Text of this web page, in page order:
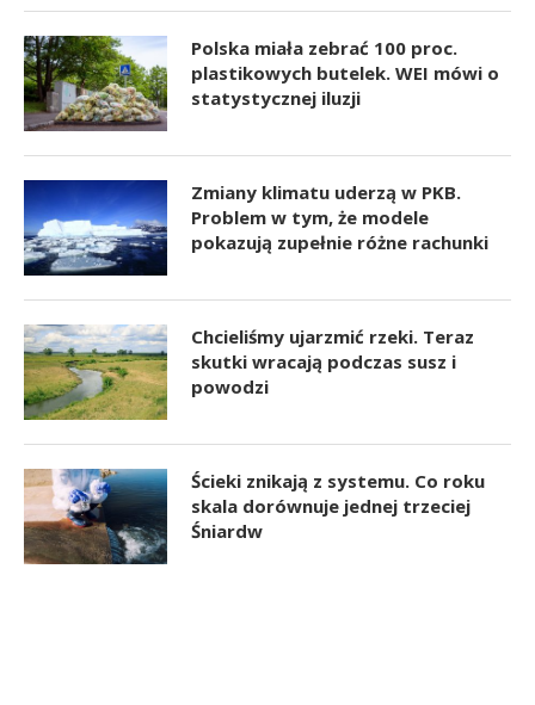
Polska miała zebrać 100 proc.
plastikowych butelek. WEI mówi o
statystycznej iluzji
Zmiany klimatu uderzą w PKB.
Problem w tym, że modele
pokazują zupełnie różne rachunki
Chcieliśmy ujarzmić rzeki. Teraz
skutki wracają podczas susz i
powodzi
Ścieki znikają z systemu. Co roku
skala dorównuje jednej trzeciej
Śniardw